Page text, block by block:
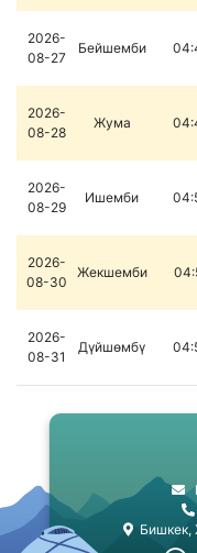
2026-
08-27
Бейшемби
2026-
08-28
Жума
2026-
08-29
Ишемби
2026-
08-30
Жекшемби
2026-
08-31
Дүйшөмбү
Бишкек,